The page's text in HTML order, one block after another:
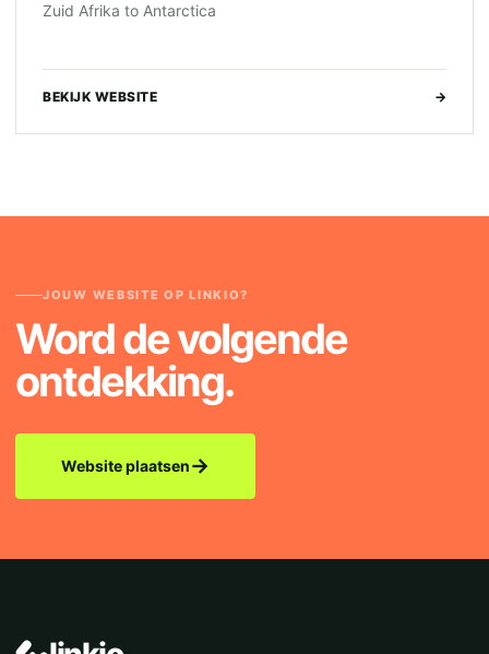
Zuid Afrika to Antarctica
BEKIJK WEBSITE →
JOUW WEBSITE OP LINKIO?
Word de volgende
ontdekking.
Website plaatsen→